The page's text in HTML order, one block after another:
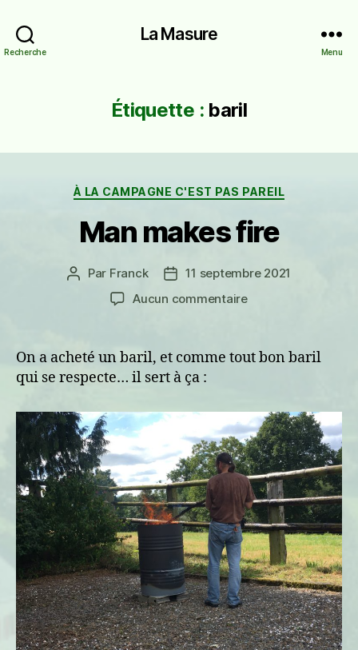
Recherche
La Masure
Menu
Étiquette : baril
Catégories
À LA CAMPAGNE C'EST PAS PAREIL
Man makes fire
Auteur
Par Franck
Date11 septembre 2021
Aucun commentairesur
fire
On a acheté un baril, et comme tout bon baril
qui se respecte… il sert à ça :